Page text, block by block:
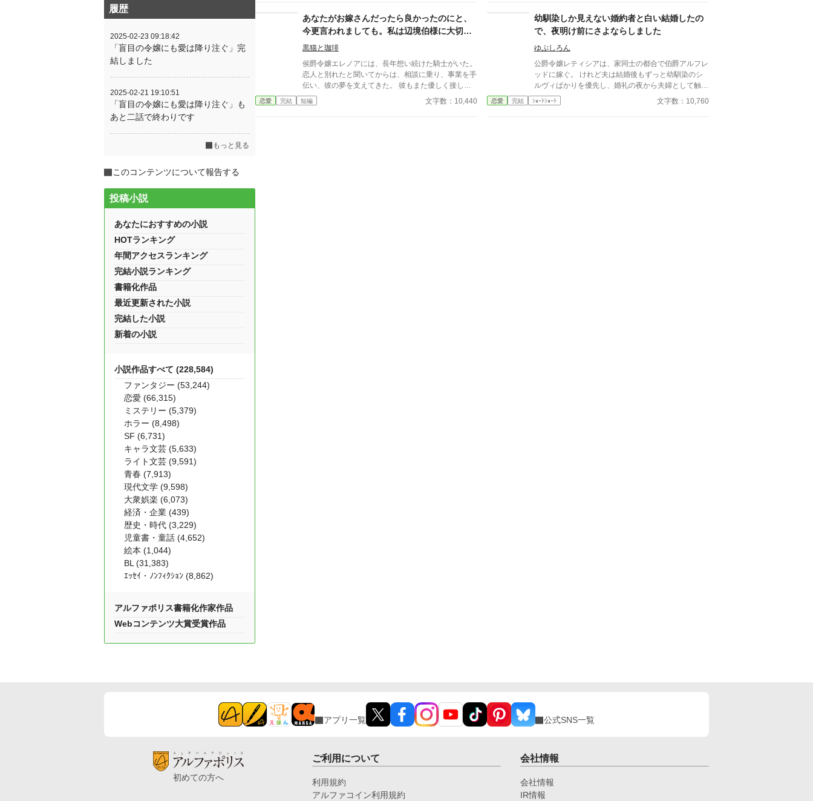
か？」 クロエの気持ちなどお構いなしに、言葉は続
けられる。既に想い人がいる。気持ちが迷惑。諦め
ろ。時間の無駄。彼は止まらず話し続ける。彼が口を
開く度に、まるで弾丸のように心を抉っていった。
＊＊＊＊＊＊ ・執筆時間空けてしまった間に途中過
程が気に食わなくなったので、設定などを少し変えて
改稿しています。
あなたがお嫁さんだったら良かったのにと、
今更言われましても。私は辺境伯様に大切に
されていますので
黒猫と珈琲
侯爵令嬢エレノアには、長年想い続けた騎士がいた。
恋人と別れたと聞いてからは、相談に乗り、事業を手
伝い、彼の夢を支えてきた。 彼もまた優しく接して
くれたため、いつか想いが届くのではないかと期待し
ていた。 けれど彼が選んだのは、復縁した元恋人だ
恋愛 完結 短編 文字数：10,440
幼馴染しか見えない婚約者と白い結婚したの
で、夜明け前にさよならしました
ゆぷしろん
公爵令嬢レティシアは、家同士の都合で伯爵アルフレ
ッドに嫁ぐ。 けれど夫は結婚後もずっと幼馴染のシ
ルヴィばかりを優先し、婚礼の夜から夫婦として触れ
合おうともしなかった。名ばかりの妻として伯爵家を
支え、領地経営まで立て直しても、彼にとってレティ
恋愛 完結 ｼｮｰﾄｼｮｰﾄ 文字数：10,760
履歴
2025-02-23 09:18:42
「盲目の令嬢にも愛は降り注ぐ」完
結しました
2025-02-21 19:10:51
「盲目の令嬢にも愛は降り注ぐ」も
あと二話で終わりです
もっと見る
このコンテンツについて報告する
投稿小説
あなたにおすすめの小説
HOTランキング
年間アクセスランキング
完結小説ランキング
書籍化作品
最近更新された小説
完結した小説
新着の小説
小説作品すべて (228,584)
ファンタジー (53,244)
恋愛 (66,315)
ミステリー (5,379)
ホラー (8,498)
SF (6,731)
キャラ文芸 (5,633)
ライト文芸 (9,591)
青春 (7,913)
現代文学 (9,598)
大衆娯楽 (6,073)
経済・企業 (439)
歴史・時代 (3,229)
児童書・童話 (4,652)
絵本 (1,044)
BL (31,383)
ｴｯｾｲ・ﾉﾝﾌｨｸｼｮﾝ (8,862)
アルファポリス書籍化作家作品
Webコンテンツ大賞受賞作品
アプリ一覧 公式SNS一覧
初めての方へ
ご利用について
利用規約
アルファコイン利用規約
会社情報
会社情報
IR情報